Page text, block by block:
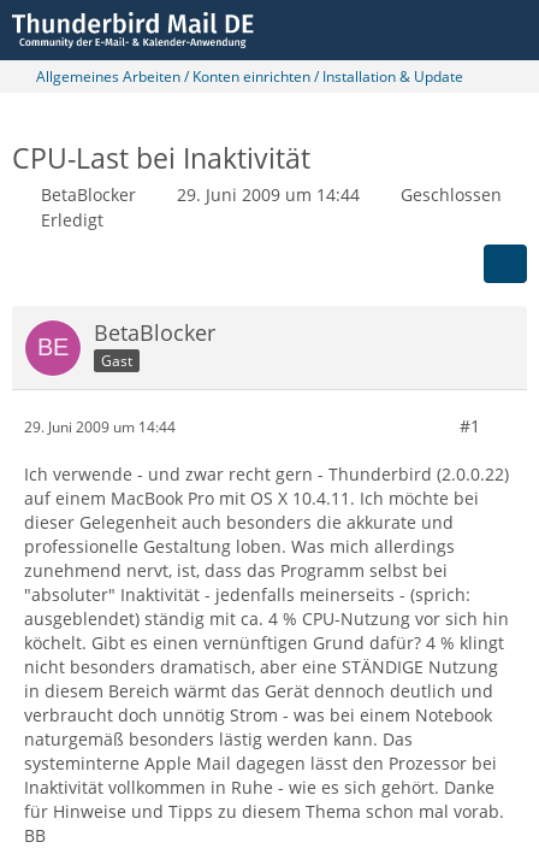
Allgemeines Arbeiten / Konten einrichten / Installation & Update
CPU-Last bei Inaktivität
BetaBlocker 29. Juni 2009 um 14:44
Geschlossen
Erledigt
BetaBlocker
Gast
29. Juni 2009 um 14:44 #1
Ich verwende - und zwar recht gern - Thunderbird (2.0.0.22)
auf einem MacBook Pro mit OS X 10.4.11. Ich möchte bei
dieser Gelegenheit auch besonders die akkurate und
professionelle Gestaltung loben. Was mich allerdings
zunehmend nervt, ist, dass das Programm selbst bei
"absoluter" Inaktivität - jedenfalls meinerseits - (sprich:
ausgeblendet) ständig mit ca. 4 % CPU-Nutzung vor sich hin
köchelt. Gibt es einen vernünftigen Grund dafür? 4 % klingt
nicht besonders dramatisch, aber eine STÄNDIGE Nutzung
in diesem Bereich wärmt das Gerät dennoch deutlich und
verbraucht doch unnötig Strom - was bei einem Notebook
naturgemäß besonders lästig werden kann. Das
systeminterne Apple Mail dagegen lässt den Prozessor bei
Inaktivität vollkommen in Ruhe - wie es sich gehört. Danke
für Hinweise und Tipps zu diesem Thema schon mal vorab.
BB